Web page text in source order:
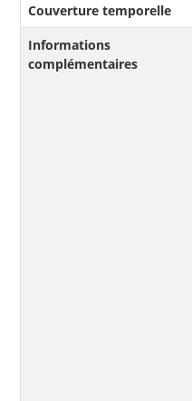
Couverture temporelle
Informations
complémentaires